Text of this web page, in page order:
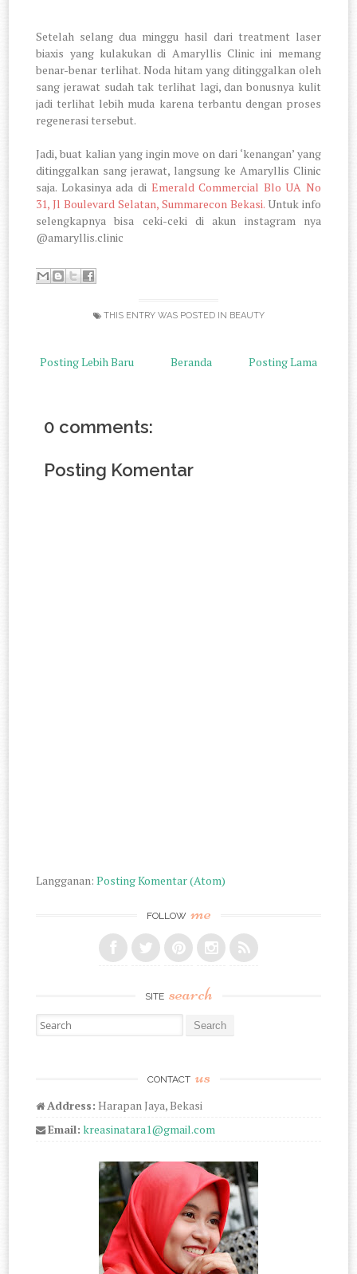
Setelah selang dua minggu hasil dari treatment laser
biaxis yang kulakukan di Amaryllis Clinic ini memang
benar-benar terlihat. Noda hitam yang ditinggalkan oleh
sang jerawat sudah tak terlihat lagi, dan bonusnya kulit
jadi terlihat lebih muda karena terbantu dengan proses
regenerasi tersebut.
Jadi, buat kalian yang ingin move on dari ‘kenangan’ yang
ditinggalkan sang jerawat, langsung ke Amaryllis Clinic
saja. Lokasinya ada di Emerald Commercial Blo UA No
31, Jl Boulevard Selatan, Summarecon Bekasi.Untuk info
selengkapnya bisa ceki-ceki di akun instagram nya
@amaryllis.clinic
THIS ENTRY WAS POSTED IN BEAUTY
Posting Lebih Baru Posting Lama
Beranda
0 comments:
Posting Komentar
Langganan:Posting Komentar (Atom)
FOLLOW me
SITE search
Search for:
CONTACT us
Address: Harapan Jaya, Bekasi
Email: kreasinatara1@gmail.com